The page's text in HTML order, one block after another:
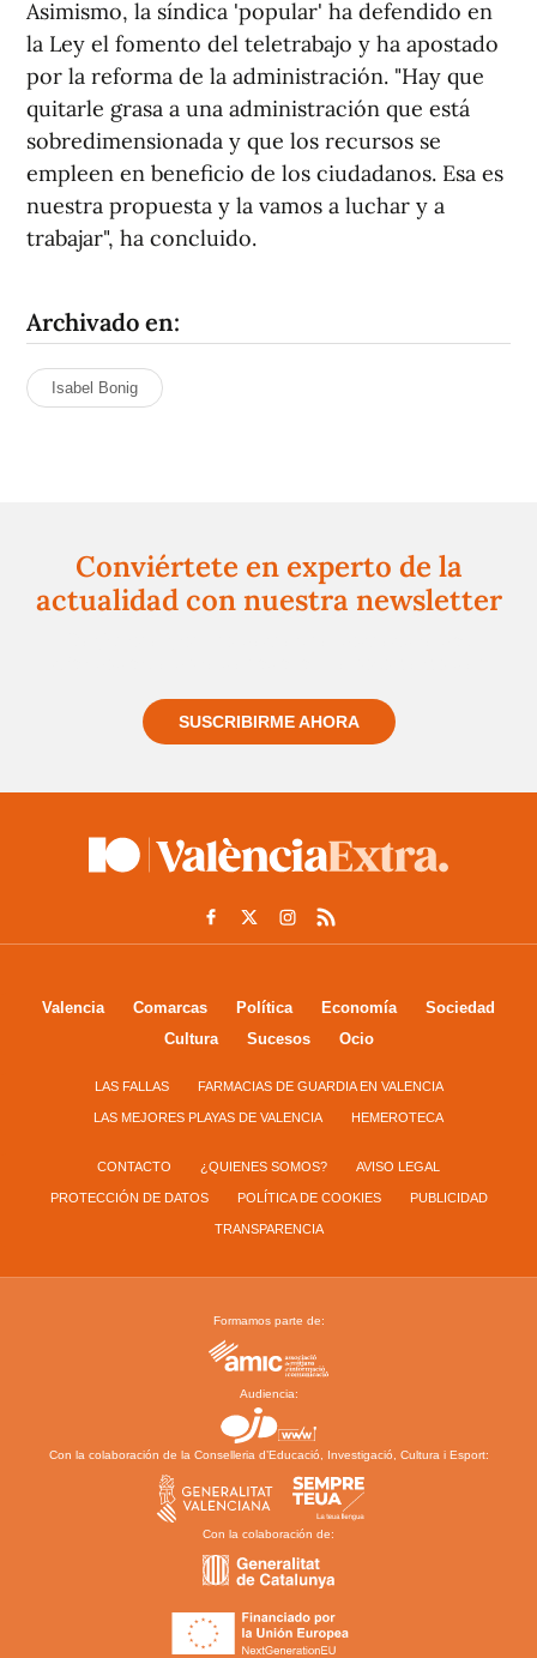
Asimismo, la síndica 'popular' ha defendido en
la Ley el fomento del teletrabajo y ha apostado
por la reforma de la administración. "Hay que
quitarle grasa a una administración que está
sobredimensionada y que los recursos se
empleen en beneficio de los ciudadanos. Esa es
nuestra propuesta y la vamos a luchar y a
trabajar", ha concluido.
Archivado en:
Isabel Bonig
Conviértete en experto de la
actualidad con nuestra newsletter
SUSCRIBIRME AHORA
Valencia Comarcas Política Economía
Sociedad
Cultura
Sucesos Ocio
LAS FALLAS FARMACIAS DE GUARDIA EN VALENCIA
LAS MEJORES PLAYAS DE VALENCIA HEMEROTECA
CONTACTO ¿QUIENES SOMOS? AVISO LEGAL
PROTECCIÓN DE DATOS POLÍTICA DE COOKIES PUBLICIDAD
TRANSPARENCIA
Formamos parte de:
Audiencia:
Con la colaboración de la Conselleria d’Educació, Investigació, Cultura i Esport:
Con la colaboración de: